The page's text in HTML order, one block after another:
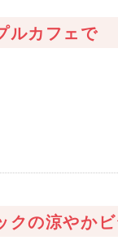
ルカフェで
クの涼やか